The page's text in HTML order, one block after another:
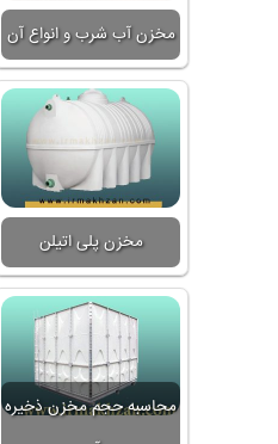
مخزن آب شرب و انواع آن
مخزن پلی اتیلن
محاسبه حجم مخزن ذخیره